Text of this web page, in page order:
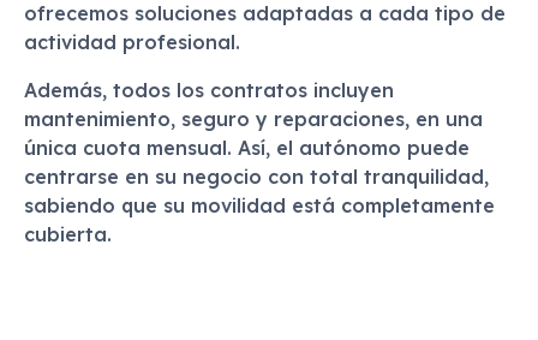
ofrecemos soluciones adaptadas a cada tipo de
actividad profesional.
Además, todos los contratos incluyen
mantenimiento, seguro y reparaciones, en una
única cuota mensual. Así, el autónomo puede
centrarse en su negocio con total tranquilidad,
sabiendo que su movilidad está completamente
cubierta.